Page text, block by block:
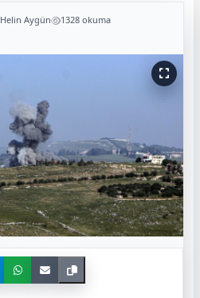
Helin Aygün 1328 okuma